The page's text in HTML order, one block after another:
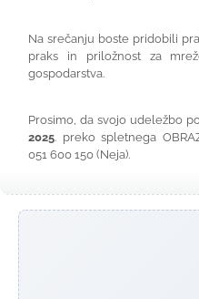
Na srečanju boste pridobili
praks in priložnost za
gospodarstva.
Prosimo, da svojo udeležbo
2025. preko spletnega
051 600 150 (Neja).